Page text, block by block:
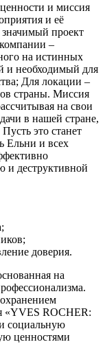
и миссия
и её
проект
–
на истинных
и необходимый для
Для локации –
страны. Миссия
на свои
в нашей стране,
это станет
Ельни и всех
и деструктивной
доверия.
на
«YVES ROCHER:
социальную
ценностями